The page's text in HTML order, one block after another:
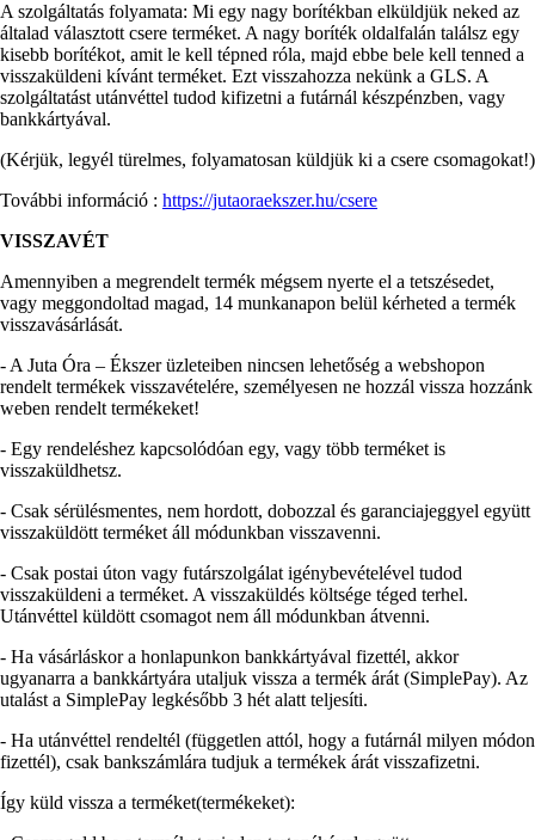
A szolgáltatás folyamata: Mi egy nagy borítékban elküldjük neked az
általad választott csere terméket. A nagy boríték oldalfalán találsz egy
kisebb borítékot, amit le kell tépned róla, majd ebbe bele kell tenned a
visszaküldeni kívánt terméket. Ezt visszahozza nekünk a GLS. A
szolgáltatást utánvéttel tudod kifizetni a futárnál készpénzben, vagy
bankkártyával.
(Kérjük, legyél türelmes, folyamatosan küldjük ki a csere csomagokat!)
További információ : https://jutaoraekszer.hu/csere
VISSZAVÉT
Amennyiben a megrendelt termék mégsem nyerte el a tetszésedet,
vagy meggondoltad magad, 14 munkanapon belül kérheted a termék
visszavásárlását.
- A Juta Óra – Ékszer üzleteiben nincsen lehetőség a webshopon
rendelt termékek visszavételére, személyesen ne hozzál vissza hozzánk
weben rendelt termékeket!
- Egy rendeléshez kapcsolódóan egy, vagy több terméket is
visszaküldhetsz.
- Csak sérülésmentes, nem hordott, dobozzal és garanciajeggyel együtt
visszaküldött terméket áll módunkban visszavenni.
- Csak postai úton vagy futárszolgálat igénybevételével tudod
visszaküldeni a terméket. A visszaküldés költsége téged terhel.
Utánvéttel küldött csomagot nem áll módunkban átvenni.
- Ha vásárláskor a honlapunkon bankkártyával fizettél, akkor
ugyanarra a bankkártyára utaljuk vissza a termék árát (SimplePay). Az
utalást a SimplePay legkésőbb 3 hét alatt teljesíti.
- Ha utánvéttel rendeltél (független attól, hogy a futárnál milyen módon
fizettél), csak bankszámlára tudjuk a termékek árát visszafizetni.
Így küld vissza a terméket(termékeket):